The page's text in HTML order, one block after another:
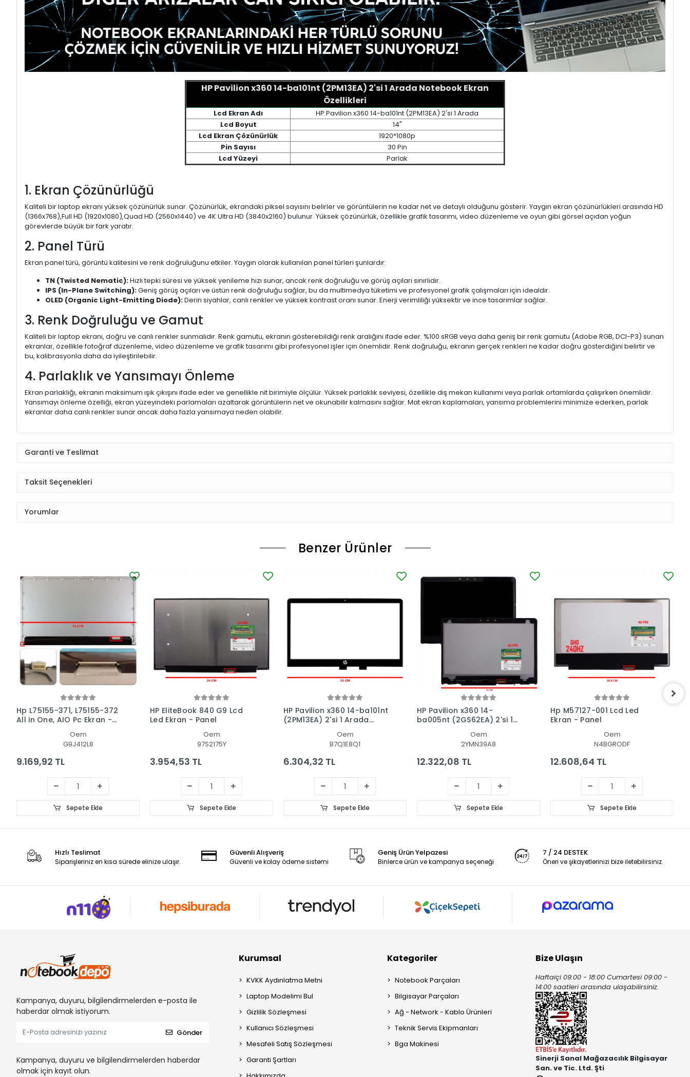
HP Pavilion x360 14-ba101nt (2PM13EA) 2'si 1 Arada Notebook Ekran
Özellikleri
Lcd Ekran Adı
HP Pavilion x360 14-ba101nt (2PM13EA) 2'si 1 Arada
Lcd Boyut
14"
Lcd Ekran Çözünürlük
1920*1080p
Pin Sayısı
30 Pin
Lcd Yüzeyi
Parlak
1. Ekran Çözünürlüğü
Kaliteli bir laptop ekranı yüksek çözünürlük sunar. Çözünürlük, ekrandaki piksel sayısını belirler ve görüntülerin ne kadar net ve detaylı olduğunu gösterir. Yaygın ekran çözünürlükleri arasında HD
(1366x768),Full HD (1920x1080),Quad HD (2560x1440) ve 4K Ultra HD (3840x2160) bulunur. Yüksek çözünürlük, özellikle grafik tasarımı, video düzenleme ve oyun gibi görsel açıdan yoğun
görevlerde büyük bir fark yaratır.
2. Panel Türü
Ekran panel türü, görüntü kalitesini ve renk doğruluğunu etkiler. Yaygın olarak kullanılan panel türleri şunlardır:
TN (Twisted Nematic):Hızlı tepki süresi ve yüksek yenileme hızı sunar, ancak renk doğruluğu ve görüş açıları sınırlıdır.
IPS (In-Plane Switching):Geniş görüş açıları ve üstün renk doğruluğu sağlar, bu da multimedya tüketimi ve profesyonel grafik çalışmaları için idealdir.
OLED (Organic Light-Emitting Diode):Derin siyahlar, canlı renkler ve yüksek kontrast oranı sunar. Enerji verimliliği yüksektir ve ince tasarımlar sağlar.
3. Renk Doğruluğu ve Gamut
Kaliteli bir laptop ekranı, doğru ve canlı renkler sunmalıdır. Renk gamutu, ekranın gösterebildiği renk aralığını ifade eder. %100 sRGB veya daha geniş bir renk gamutu (Adobe RGB, DCI-P3) sunan
ekranlar, özellikle fotoğraf düzenleme, video düzenleme ve grafik tasarımı gibi profesyonel işler için önemlidir. Renk doğruluğu, ekranın gerçek renkleri ne kadar doğru gösterdiğini belirtir ve
bu, kalibrasyonla daha da iyileştirilebilir.
4. Parlaklık ve Yansımayı Önleme
Ekran parlaklığı, ekranın maksimum ışık çıkışını ifade eder ve genellikle nit birimiyle ölçülür. Yüksek parlaklık seviyesi, özellikle dış mekan kullanımı veya parlak ortamlarda çalışırken önemlidir.
Yansımayı önleme özelliği, ekran yüzeyindeki parlamaları azaltarak görüntülerin net ve okunabilir kalmasını sağlar. Mat ekran kaplamaları, yansıma problemlerini minimize ederken, parlak
ekranlar daha canlı renkler sunar ancak daha fazla yansımaya neden olabilir.
Garanti ve Teslimat
Taksit Seçenekleri
Yorumlar
Benzer Ürünler
Hp L75155-371, L75155-372
All in One, AIO Pc Ekran -
Oem
G9J412L8
9.169,92 TL
Sepete Ekle
HP EliteBook 840 G9 Lcd
Led Ekran - Panel
Oem
97S2175Y
3.954,53 TL
Sepete Ekle
HP Pavilion x360 14-ba101nt
(2PM13EA) 2'si 1 Arada
Oem
B7Q1E8Q1
6.304,32 TL
Sepete Ekle
HP Pavilion x360 14-
ba005nt (2GS62EA) 2'si 1
Ekran Panel SetOem
2YMN39A8
12.322,08 TL
Sepete Ekle
Hp M57127-001 Lcd Led
Ekran - Panel
Oem
N4BGRODF
12.608,64 TL
Sepete Ekle
Hızlı Teslimat
Siparişleriniz en kısa sürede elinize ulaşır.
Güvenli Alışveriş
Güvenli ve kolay ödeme sistemi
Geniş Ürün Yelpazesi
Binlerce ürün ve kampanya seçeneği
7 / 24 DESTEK
Öneri ve şikayetlerinizi bize iletebilirsiniz.
Kampanya, duyuru, bilgilendirmelerden e-posta ile
haberdar olmak istiyorum.
Gönder
Kampanya, duyuru ve bilgilendirmelerden haberdar
olmak için kayıt olun.
Kurumsal
KVKK Aydınlatma Metni
Laptop Modelimi Bul
Gizlilik Sözleşmesi
Kullanıcı Sözleşmesi
Mesafeli Satış Sözleşmesi
Garanti Şartları
Kategoriler
Notebook Parçaları
Bilgisayar Parçaları
Ağ - Network - Kablo Ürünleri
Teknik Servis Ekipmanları
Bga Makinesi
Bize Ulaşın
Haftaiçi 09:00 - 18:00 Cumartesi 09:00 -
14:00 saatleri arasında ulaşabilirsiniz.
Sinerji Sanal Mağazacılık Bilgisayar
San. ve Tic. Ltd. Şti